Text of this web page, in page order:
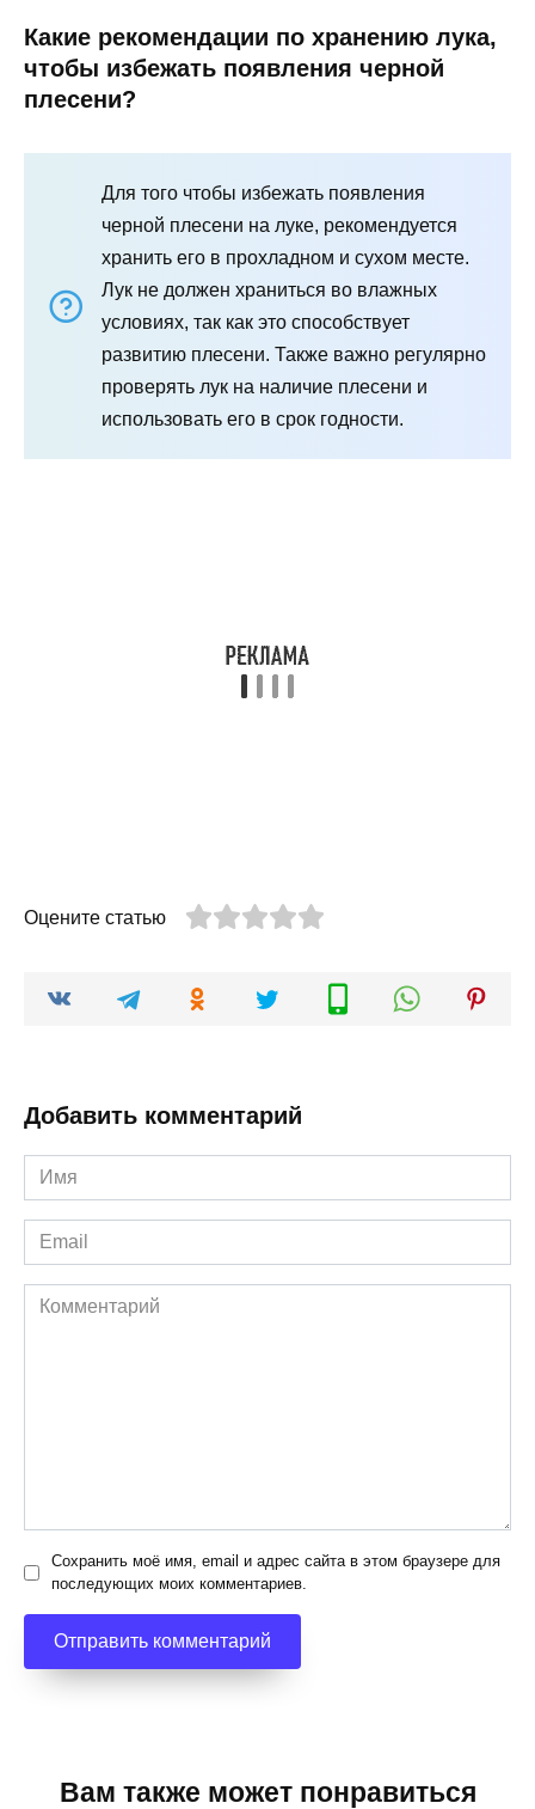
Какие рекомендации по хранению лука,
чтобы избежать появления черной
плесени?
Для того чтобы избежать появления
черной плесени на луке, рекомендуется
хранить его в прохладном и сухом месте.
Лук не должен храниться во влажных
условиях, так как это способствует
развитию плесени. Также важно регулярно
проверять лук на наличие плесени и
использовать его в срок годности.
Оцените статью
Добавить комментарий
Имя
*
Email
*
Комментарий
Сохранить моё имя, email и адрес сайта в этом браузере для
последующих моих комментариев.
Вам также может понравиться